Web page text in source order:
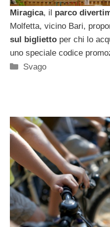
Miragica, il parco
Molfetta, vicino Bari,
sul biglietto per chi lo
uno speciale codice
Categorie
Svago